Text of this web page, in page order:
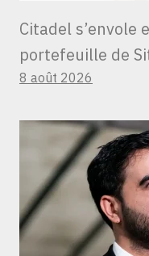
Citadel s’envole
portefeuille de
8 août 2026